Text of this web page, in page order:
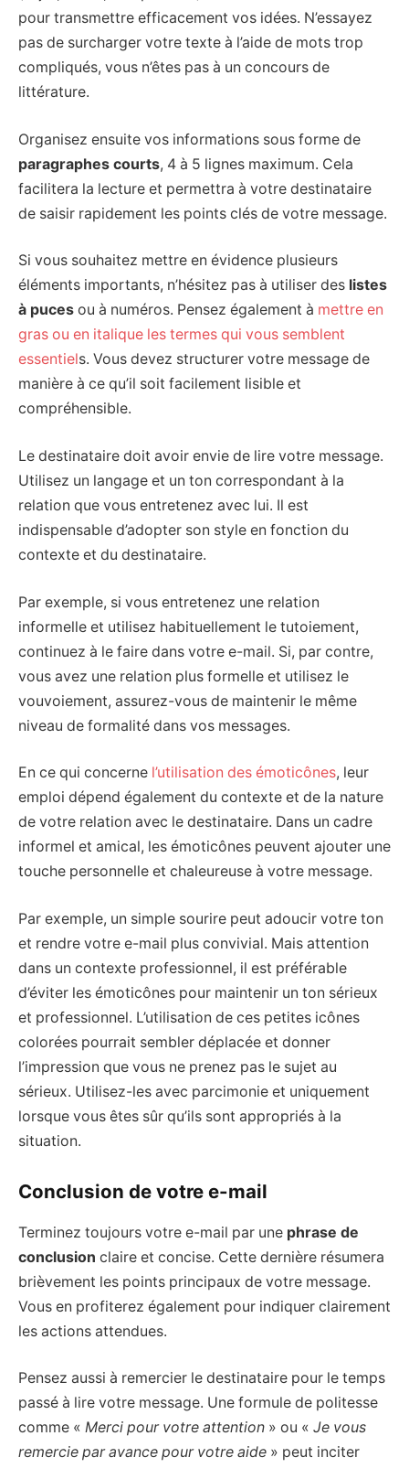
pour transmettre efficacement vos idées. N’essayez
pas de surcharger votre texte à l’aide de mots trop
compliqués, vous n’êtes pas à un concours de
littérature.
Organisez ensuite vos informations sous forme de
paragraphes courts, 4 à 5 lignes maximum. Cela
facilitera la lecture et permettra à votre destinataire
de saisir rapidement les points clés de votre message.
Si vous souhaitez mettre en évidence plusieurs
éléments importants, n’hésitez pas à utiliser des listes
à puces ou à numéros. Pensez également à mettre en
gras ou en italique les termes qui vous semblent
essentiels. Vous devez structurer votre message de
manière à ce qu’il soit facilement lisible et
compréhensible.
Le destinataire doit avoir envie de lire votre message.
Utilisez un langage et un ton correspondant à la
relation que vous entretenez avec lui. Il est
indispensable d’adopter son style en fonction du
contexte et du destinataire.
Par exemple, si vous entretenez une relation
informelle et utilisez habituellement le tutoiement,
continuez à le faire dans votre e-mail. Si, par contre,
vous avez une relation plus formelle et utilisez le
vouvoiement, assurez-vous de maintenir le même
niveau de formalité dans vos messages.
En ce qui concerne l’utilisation des émoticônes, leur
emploi dépend également du contexte et de la nature
de votre relation avec le destinataire. Dans un cadre
informel et amical, les émoticônes peuvent ajouter une
touche personnelle et chaleureuse à votre message.
Par exemple, un simple sourire peut adoucir votre ton
et rendre votre e-mail plus convivial. Mais attention
dans un contexte professionnel, il est préférable
d’éviter les émoticônes pour maintenir un ton sérieux
et professionnel. L’utilisation de ces petites icônes
colorées pourrait sembler déplacée et donner
l’impression que vous ne prenez pas le sujet au
sérieux. Utilisez-les avec parcimonie et uniquement
lorsque vous êtes sûr qu’ils sont appropriés à la
situation.
Conclusion de votre e-mail
Terminez toujours votre e-mail par une phrase de
conclusion claire et concise. Cette dernière résumera
brièvement les points principaux de votre message.
Vous en profiterez également pour indiquer clairement
les actions attendues.
Pensez aussi à remercier le destinataire pour le temps
passé à lire votre message. Une formule de politesse
comme « Merci pour votre attention » ou « Je vous
remercie par avance pour votre aide » peut inciter